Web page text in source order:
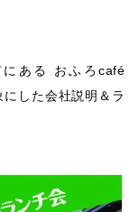
ある おふろcafé
した会社説明＆ラ